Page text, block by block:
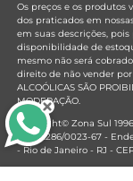
Os preços e os produtos
dos praticados em
em suas descrições,
disponibilidade de
mesmo não será
direito de não vender por
ALCOÓLICAS SÃO
MODERAÇÃO.
Copyright© Zona Sul
33.381.286/0023-67 -
- Rio de Janeiro - RJ -